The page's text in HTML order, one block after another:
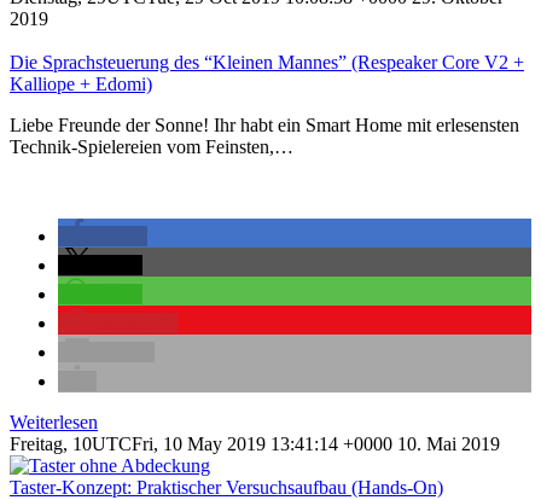
2019
Die Sprachsteuerung des “Kleinen Mannes” (Respeaker Core V2 +
Kalliope + Edomi)
Liebe Freunde der Sonne! Ihr habt ein Smart Home mit erlesensten
Technik-Spielereien vom Feinsten,…
Weiterlesen
Freitag, 10UTCFri, 10 May 2019 13:41:14 +0000 10. Mai 2019
Taster-Konzept: Praktischer Versuchsaufbau (Hands-On)